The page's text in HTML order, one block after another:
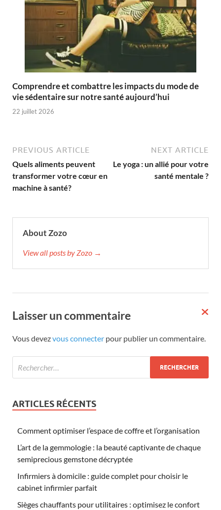
Comprendre et combattre les impacts du mode de
vie sédentaire sur notre santé aujourd’hui
22 juillet 2026
PREVIOUS ARTICLE
Quels aliments peuvent
transformer votre cœur en
machine à santé?
NEXT ARTICLE
Le yoga : un allié pour votre
santé mentale ?
About Zozo
View all posts by Zozo →
Laisser un commentaire
Vous devezvous connecter pour publier un commentaire.
ARTICLES RÉCENTS
Comment optimiser l’espace de coffre et l’organisation
L’art de la gemmologie : la beauté captivante de chaque
semiprecious gemstone décryptée
Infirmiers à domicile : guide complet pour choisir le
cabinet infirmier parfait
Sièges chauffants pour utilitaires : optimisez le confort